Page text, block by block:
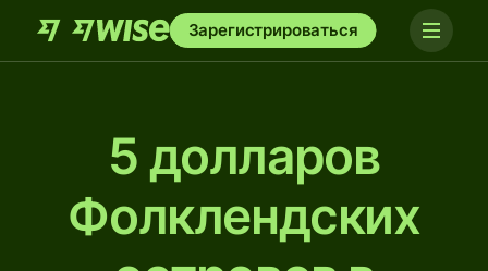
Зарегистрироваться
5 долларов
Фолклендских